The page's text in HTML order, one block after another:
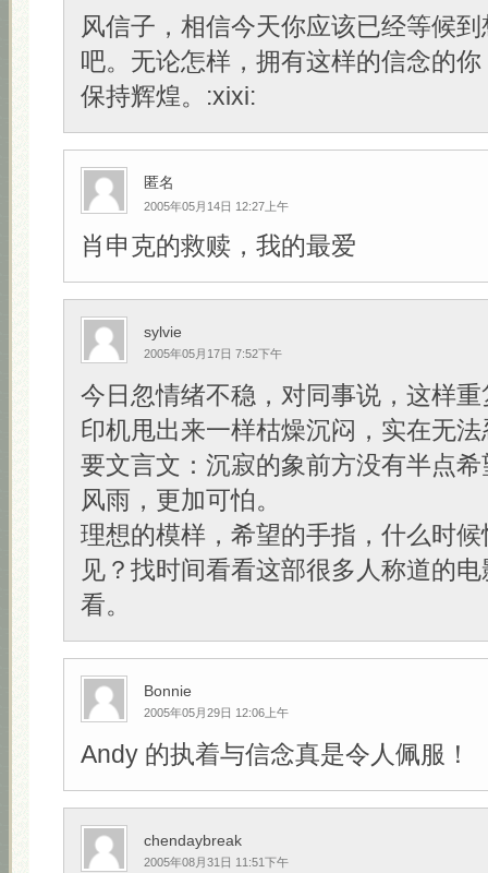
风信子，相信今天你应该已经等候
吧。无论怎样，拥有这样的信念的
保持辉煌。:xixi:
匿名
2005年05月14日 12:27上午
肖申克的救赎，我的最爱
sylvie
2005年05月17日 7:52下午
今日忽情绪不稳，对同事说，这样
印机甩出来一样枯燥沉闷，实在无
要文言文：沉寂的象前方没有半点
风雨，更加可怕。
理想的模样，希望的手指，什么时
见？找时间看看这部很多人称道的
看。
Bonnie
2005年05月29日 12:06上午
Andy 的执着与信念真是令人佩服！
chendaybreak
2005年08月31日 11:51下午